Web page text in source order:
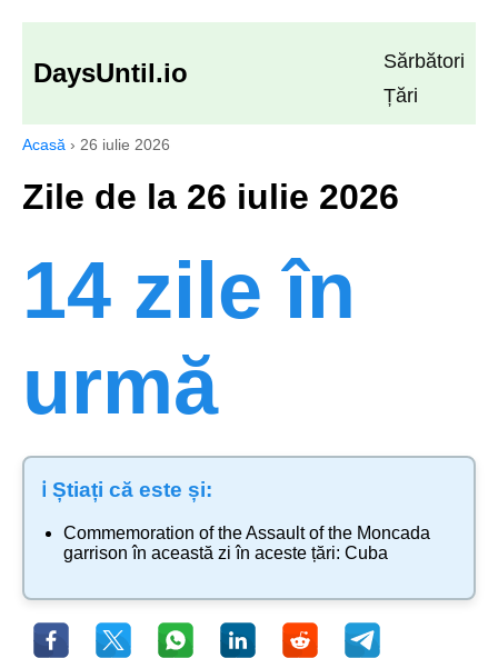
DaysUntil.io
Sărbători
Țări
Acasă › 26 iulie 2026
Zile de la 26 iulie 2026
14 zile în
urmă
ℹ️ Știați că este și:
Commemoration of the Assault of the Moncada
garrison în această zi în aceste țări: Cuba